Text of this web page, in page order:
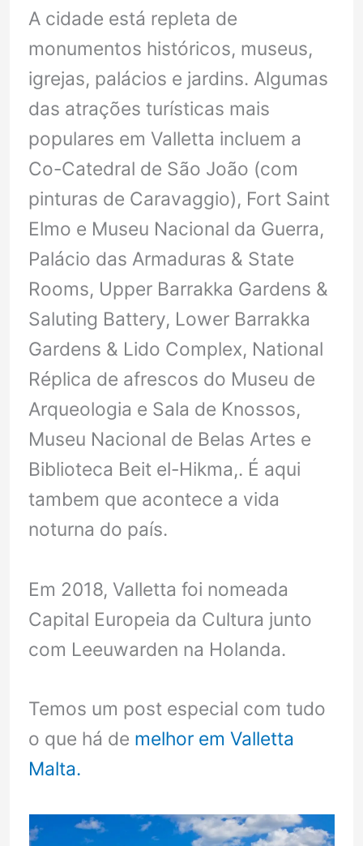
A cidade está repleta de
monumentos históricos, museus,
igrejas, palácios e jardins. Algumas
das atrações turísticas mais
populares em Valletta incluem a
Co-Catedral de São João (com
pinturas de Caravaggio), Fort Saint
Elmo e Museu Nacional da Guerra,
Palácio das Armaduras & State
Rooms, Upper Barrakka Gardens &
Saluting Battery, Lower Barrakka
Gardens & Lido Complex, National
Réplica de afrescos do Museu de
Arqueologia e Sala de Knossos,
Museu Nacional de Belas Artes e
Biblioteca Beit el-Hikma,. É aqui
tambem que acontece a vida
noturna do país.
Em 2018, Valletta foi nomeada
Capital Europeia da Cultura junto
com Leeuwarden na Holanda.
Temos um post especial com tudo
o que há de melhor em Valletta
Malta.